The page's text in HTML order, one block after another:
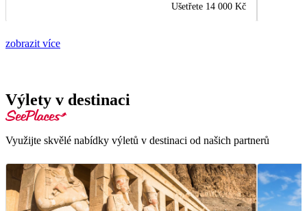
Ušetřete 14 000 Kč
zobrazit více
Výlety v destinaci
Využijte skvělé nabídky výletů v destinaci od našich partnerů